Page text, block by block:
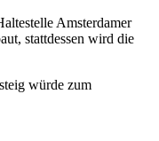
Amsterdamer
stattdessen wird die
würde zum